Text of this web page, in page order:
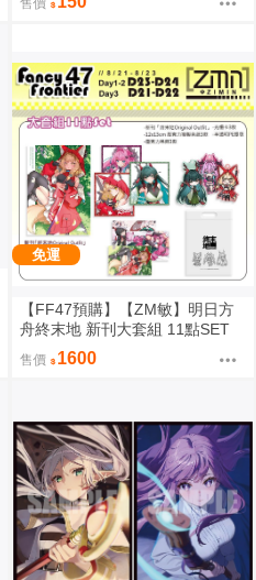
免運
【FF47預購】【ZM敏】明日方
舟終末地 新刊大套組 11點SET
[伊馮][洛西][莊芳宜]
售價 1600